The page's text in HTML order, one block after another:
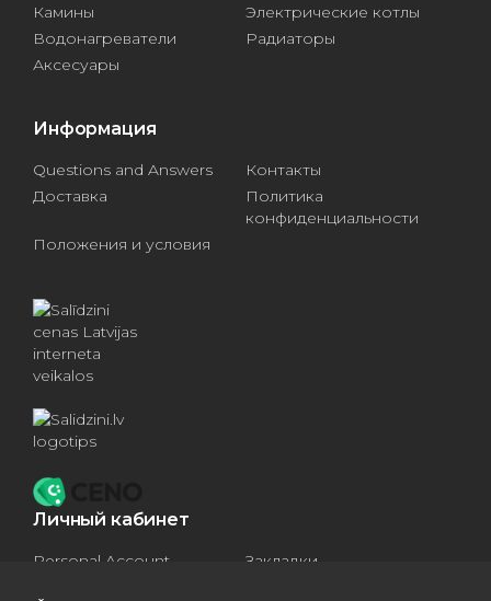
Камины
Электрические котлы
Водонагреватели
Радиаторы
Аксесуары
Информация
Questions and Answers
Контакты
Доставка
Политика
конфиденциальности
Положения и условия
Личный кабинет
Personal Account
Закладки